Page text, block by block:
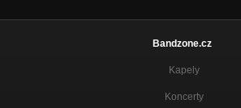
Bandzone.cz
Kapely
Koncerty